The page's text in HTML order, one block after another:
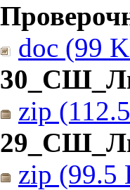
doc (99
zip
zip (99.5